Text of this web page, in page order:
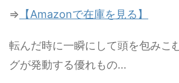
⇒ 【Amazonで在庫を見る】
転んだ時に一瞬にして頭を包みこ
グが発動する優れもの…